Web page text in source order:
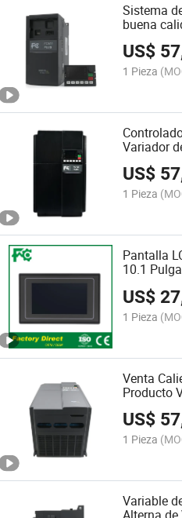
Sistema
buena
alterna,
US$
1 Pieza
Variador
380V
US$
1 Pieza
Pantalla
10.1
US$
1 Pieza
Venta
Producto
US$
1 Pieza
Variable